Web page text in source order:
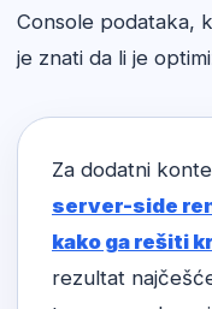
Console podataka,
je znati da li je
Za dodatni
server-side
kako ga rešiti
rezultat